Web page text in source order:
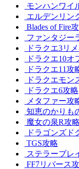
モンハンワイ
エルデンリン
Blades of Fire
ファンタジー
ドラクエ3リ
ドラクエ10オ
ドラクエ11攻
ドラクエモン
ドラクエ6攻略
メタファー攻
知恵のかりも
魔女の泉R攻略
ドラゴンズド
TGS攻略
ステラーブレ
FF7リバース